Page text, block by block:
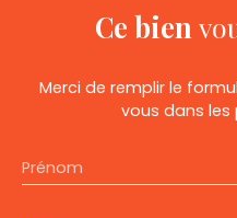
Ce bien
Merci de remplir le
vous dans les
Prénom